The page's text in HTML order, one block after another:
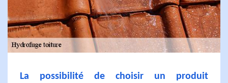
La possibilité de choisir un produit